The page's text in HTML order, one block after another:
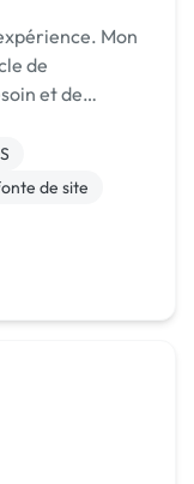
Mon
de
et de
de site